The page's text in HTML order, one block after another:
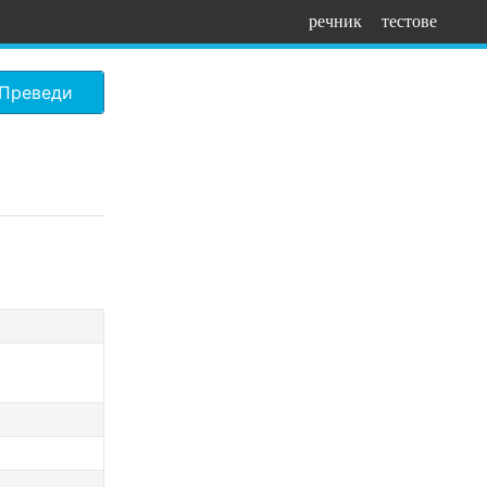
речник тестове